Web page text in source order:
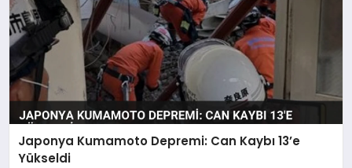
Japonya Kumamoto Depremi: Can Kaybı 13’e
Yükseldi